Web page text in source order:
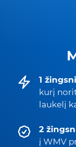
1
kurį
laukelį
2
į WMV